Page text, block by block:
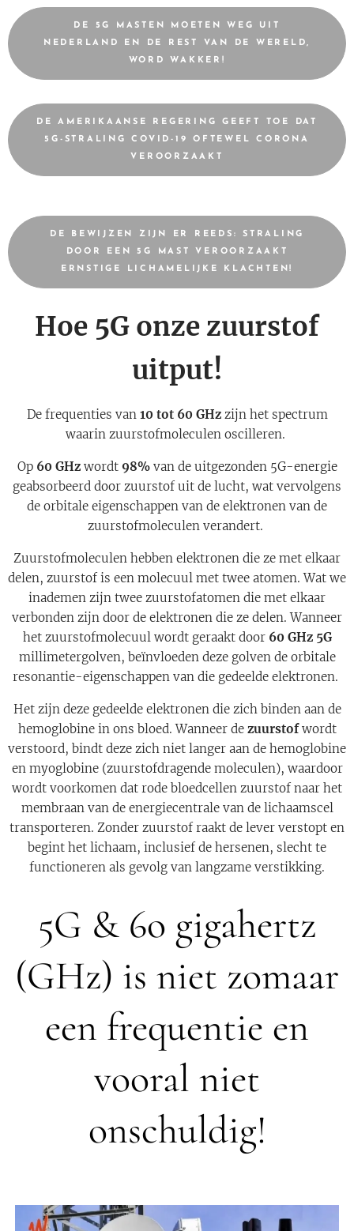
DE 5G MASTEN MOETEN WEG UIT
NEDERLAND EN DE REST VAN DE WERELD,
WORD WAKKER!
DE AMERIKAANSE REGERING GEEFT TOE DAT
5G-STRALING COVID-19 OFTEWEL CORONA
VEROORZAAKT
DE BEWIJZEN ZIJN ER REEDS: STRALING
DOOR EEN 5G MAST VEROORZAAKT
ERNSTIGE LICHAMELIJKE KLACHTEN!
Hoe 5G onze zuurstof
uitput!
De frequenties van 10 tot 60 GHzzijn het spectrum
waarin zuurstofmoleculen oscilleren.
Op 60 GHzwordt 98%van de uitgezonden 5G-energie
geabsorbeerd door zuurstof uit de lucht, wat vervolgens
de orbitale eigenschappen van de elektronen van de
zuurstofmoleculen verandert.
Zuurstofmoleculen hebben elektronen die ze met elkaar
delen, zuurstof is een molecuul met twee atomen. Wat we
inademen zijn twee zuurstofatomen die met elkaar
verbonden zijn door de elektronen die ze delen. Wanneer
het zuurstofmolecuul wordt geraakt door 60 GHz 5G
millimetergolven, beïnvloeden deze golven de orbitale
resonantie-eigenschappen van die gedeelde elektronen.
Het zijn deze gedeelde elektronen die zich binden aan de
hemoglobine in ons bloed. Wanneer de zuurstofwordt
verstoord, bindt deze zich niet langer aan de hemoglobine
en myoglobine (zuurstofdragende moleculen), waardoor
wordt voorkomen dat rode bloedcellen zuurstof naar het
membraan van de energiecentrale van de lichaamscel
transporteren. Zonder zuurstof raakt de lever verstopt en
begint het lichaam, inclusief de hersenen, slecht te
functioneren als gevolg van langzame verstikking.
5G & 6o gigahertz
(GHz) is niet zomaar
een frequentie en
vooral niet
onschuldig!